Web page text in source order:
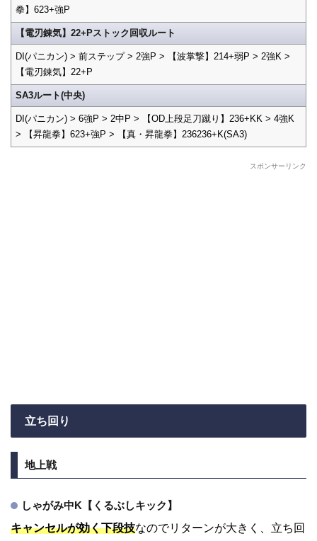
拳】623+強P
【電刃錬気】22+Pストック回収ルート
DI(パニカン) > 前ステップ > 2強P > 【波掌撃】214+弱P > 2強K >
【電刃錬気】22+P
SA3ルート(中央)
DI(パニカン) > 6強P > 2中P > 【OD上段足刀蹴り】236+KK > 4強K
> 【昇龍拳】623+強P > 【真・昇龍拳】236236+K(SA3)
スポンサーリンク
立ち回り
地上戦
しゃがみ中K【くるぶしキック】
キャンセルが効く下段技なのでリターンが大きく、立ち回